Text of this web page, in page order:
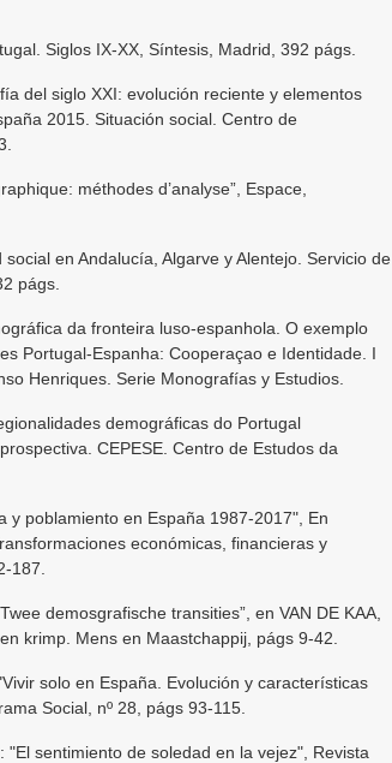
Siglos IX-XX, Síntesis, Madrid, 392 págs.
del siglo XXI: evolución reciente y elementos
2015. Situación social. Centro de
méthodes d’analyse”, Espace,
en Andalucía, Algarve y Alentejo. Servicio de
págs.
da fronteira luso-espanhola. O exemplo
Portugal-Espanha: Cooperaçao e Identidade. I
Henriques. Serie Monografías y Estudios.
demográficas do Portugal
CEPESE. Centro de Estudos da
y poblamiento en España 1987-2017", En
económicas, financieras y
187.
demosgrafische transities”, en VAN DE KAA,
krimp. Mens en Maastchappij, págs 9-42.
solo en España. Evolución y características
Social, nº 28, págs 93-115.
"El sentimiento de soledad en la vejez", Revista